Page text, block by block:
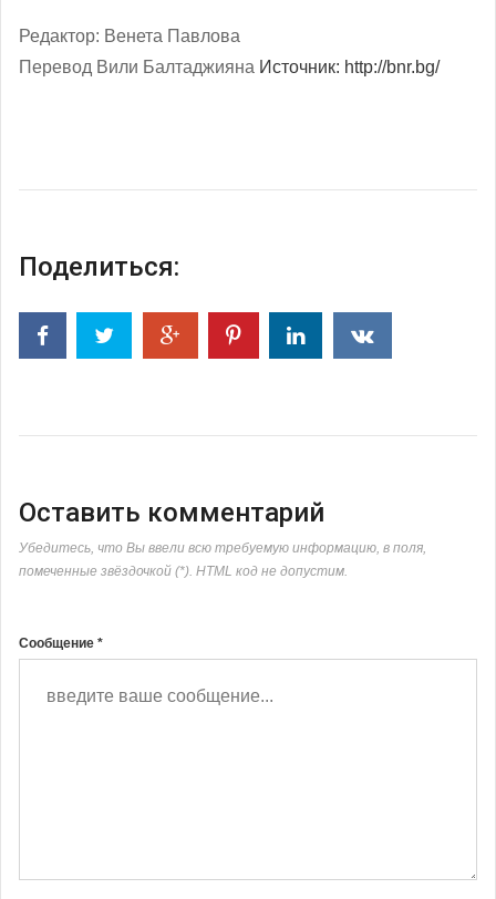
Редактор: Венета Павлова
Перевод Вили Балтаджияна Источник: http://bnr.bg/
Поделиться:
Оставить комментарий
Убедитесь, что Вы ввели всю требуемую информацию, в поля,
помеченные звёздочкой (*). HTML код не допустим.
Сообщение *